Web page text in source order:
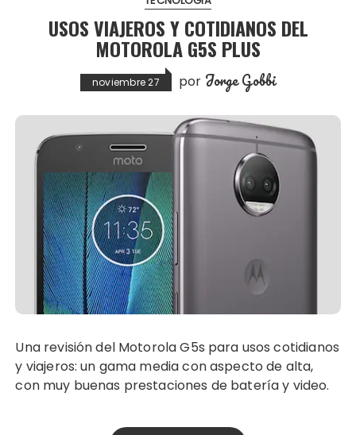
USOS VIAJEROS Y COTIDIANOS DEL
MOTOROLA G5S PLUS
noviembre 27 por Jorge Gobbi
Una revisión del Motorola G5s para usos cotidianos
y viajeros: un gama media con aspecto de alta,
con muy buenas prestaciones de batería y video.